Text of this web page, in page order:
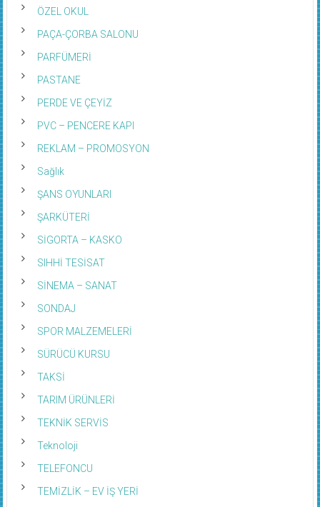
ÖZEL OKUL
PAÇA-ÇORBA SALONU
PARFÜMERİ
PASTANE
PERDE VE ÇEYİZ
PVC – PENCERE KAPI
REKLAM – PROMOSYON
Sağlık
ŞANS OYUNLARI
ŞARKÜTERİ
SİGORTA – KASKO
SIHHİ TESİSAT
SİNEMA – SANAT
SONDAJ
SPOR MALZEMELERİ
SÜRÜCÜ KURSU
TAKSİ
TARIM ÜRÜNLERİ
TEKNİK SERVİS
Teknoloji
TELEFONCU
TEMİZLİK – EV İŞ YERİ